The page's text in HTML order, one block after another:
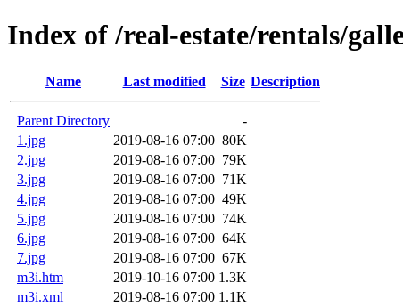
Index of /real-estate/rentals/
Name Last modified Size Description
Parent Directory
-
1.jpg
2019-08-16 07:00 80K
2.jpg
2019-08-16 07:00 79K
3.jpg
2019-08-16 07:00 71K
4.jpg
2019-08-16 07:00 49K
5.jpg
2019-08-16 07:00 74K
6.jpg
2019-08-16 07:00 64K
7.jpg
2019-08-16 07:00 67K
m3i.htm
2019-10-16 07:00 1.3K
m3i.xml
2019-08-16 07:00 1.1K